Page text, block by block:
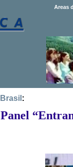
Areas
Brasil :
Panel